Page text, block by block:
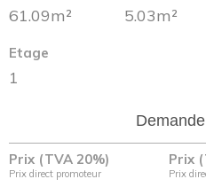
61.09m² 5.03m²
Etage
1
Prix (TVA 20%)
Prix direct promoteur
Prix
Prix